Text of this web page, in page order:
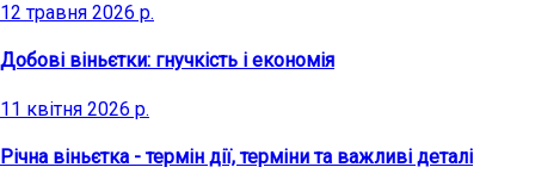
12 травня 2026 р.
Добові віньєтки: гнучкість і економія
11 квітня 2026 р.
Річна віньєтка - термін дії, терміни та важливі деталі